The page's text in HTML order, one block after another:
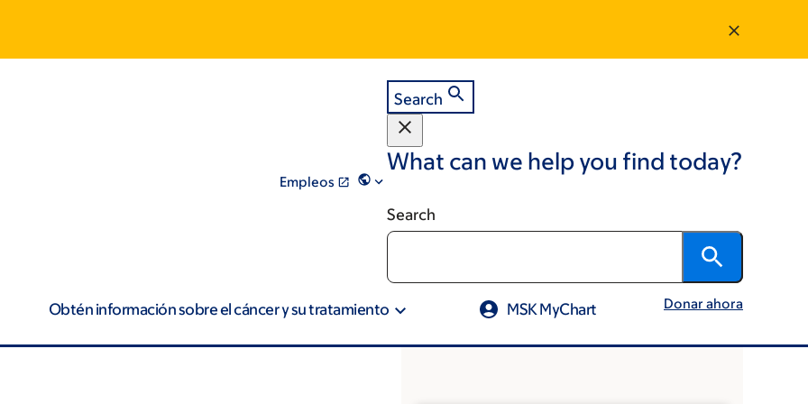
Empleos
Search
What can we help you find today?
Search
Obtén información sobre el cáncer y su tratamiento MSK MyChart Donar ahora